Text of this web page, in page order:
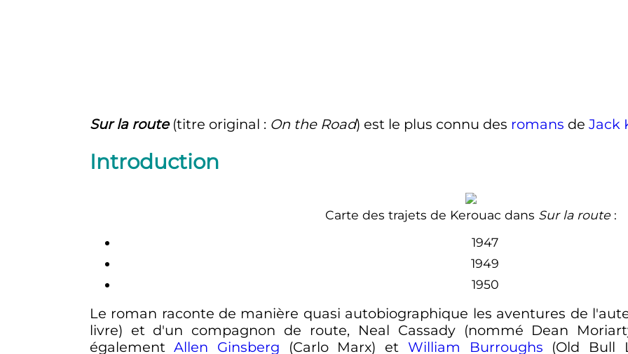
Sur la route(titre original : On the Road) est le plus connu des romans de Jack
Introduction
Carte des trajets de Kerouac dans Sur la route :
1947
1949
1950
Le roman raconte de manière quasi autobiographique les aventures de
livre) et d'un compagnon de route, Neal Cassady (nommé Dean
égalementAllen Ginsberg (Carlo Marx) et William Burroughs (Old Bull